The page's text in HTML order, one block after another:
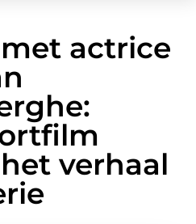
actrice
verhaal